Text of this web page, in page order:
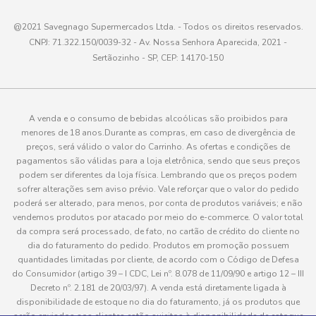
@2021 Savegnago Supermercados Ltda. - Todos os direitos reservados.
CNPJ: 71.322.150/0039-32 - Av. Nossa Senhora Aparecida, 2021 -
Sertãozinho - SP, CEP: 14170-150
A venda e o consumo de bebidas alcoólicas são proibidos para
menores de 18 anos.Durante as compras, em caso de divergência de
preços, será válido o valor do Carrinho. As ofertas e condições de
pagamentos são válidas para a loja eletrônica, sendo que seus preços
podem ser diferentes da loja física. Lembrando que os preços podem
sofrer alterações sem aviso prévio. Vale reforçar que o valor do pedido
poderá ser alterado, para menos, por conta de produtos variáveis; e não
vendemos produtos por atacado por meio do e-commerce. O valor total
da compra será processado, de fato, no cartão de crédito do cliente no
dia do faturamento do pedido. Produtos em promoção possuem
quantidades limitadas por cliente, de acordo com o Código de Defesa
do Consumidor (artigo 39 – I CDC, Lei nº. 8.078 de 11/09/90 e artigo 12 – III
Decreto nº. 2.181 de 20/03/97). A venda está diretamente ligada à
disponibilidade de estoque no dia do faturamento, já os produtos que